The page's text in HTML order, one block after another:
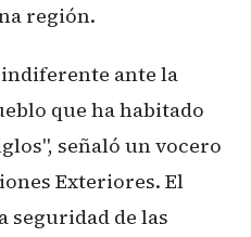
región.
ante la
que ha habitado
señaló un vocero
Exteriores. El
seguridad de las